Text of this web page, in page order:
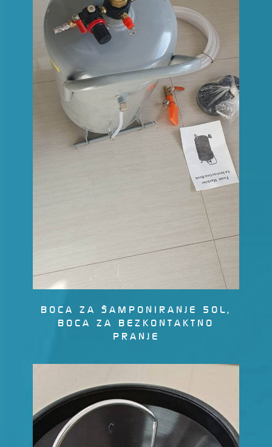
BOCA ZA ŠAMPONIRANJE 50L,
BOCA ZA BEZKONTAKTNO
PRANJE